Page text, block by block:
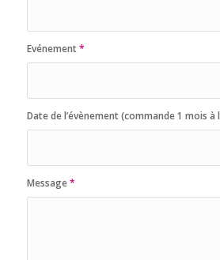
Evénement*
Date de l’évènement (commande 1 mois à
Message*